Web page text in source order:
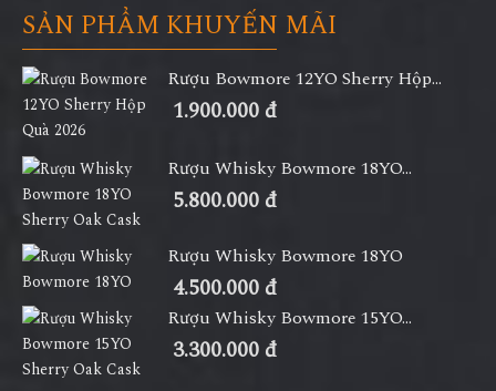
SẢN PHẨM KHUYẾN MÃI
Rượu Bowmore 12YO Sherry Hộp...
1.900.000 đ
Rượu Whisky Bowmore 18YO...
5.800.000 đ
Rượu Whisky Bowmore 18YO
4.500.000 đ
Rượu Whisky Bowmore 15YO...
3.300.000 đ